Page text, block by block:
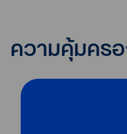
ความคุ้มคร